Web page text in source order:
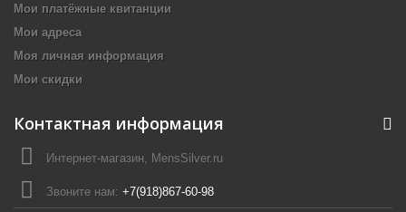
Мои платёжные квитанции
Мои адреса
Моя личная информация
Мои скидки
Контактная информация
Интернет-магазин, MensSilver.ru
Звоните нам: +7(918)867-60-98